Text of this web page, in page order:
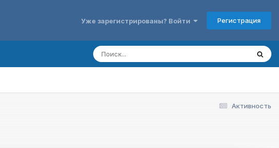
Уже зарегистрированы? Войти Регистрация
Активность